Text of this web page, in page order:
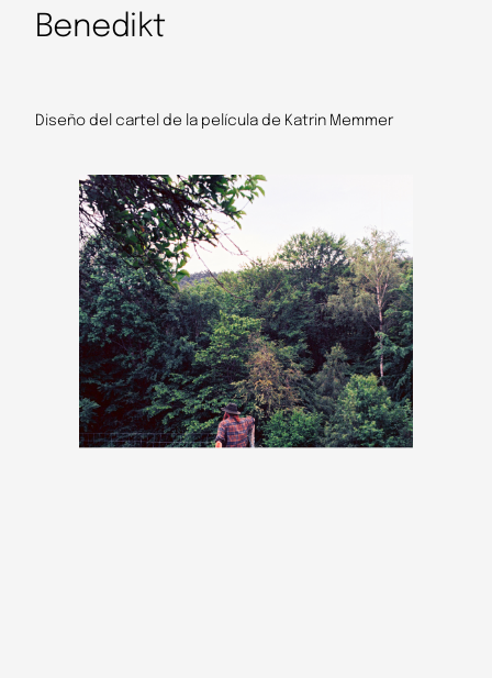
Benedikt
Diseño del cartel de la película de Katrin Memmer